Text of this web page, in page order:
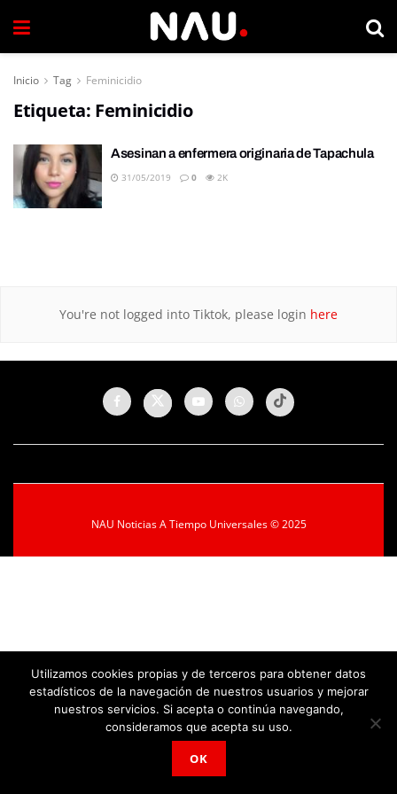
Inicio Tag Feminicidio
Etiqueta: Feminicidio
Asesinan a enfermera originaria de Tapachula
31/05/2019 0 2K
You're not logged into Tiktok, please login here
NAU Noticias A Tiempo Universales © 2025
Utilizamos cookies propias y de terceros para obtener datos
estadísticos de la navegación de nuestros usuarios y mejorar
nuestros servicios. Si acepta o continúa navegando,
consideramos que acepta su uso.
OK